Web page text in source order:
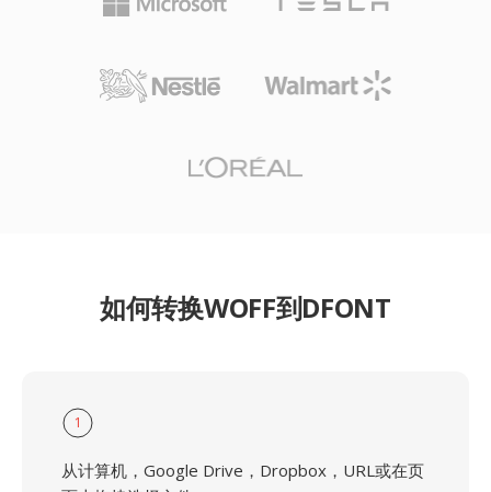
如何转换WOFF到DFONT
1
从计算机，Google Drive，Dropbox，URL或在页